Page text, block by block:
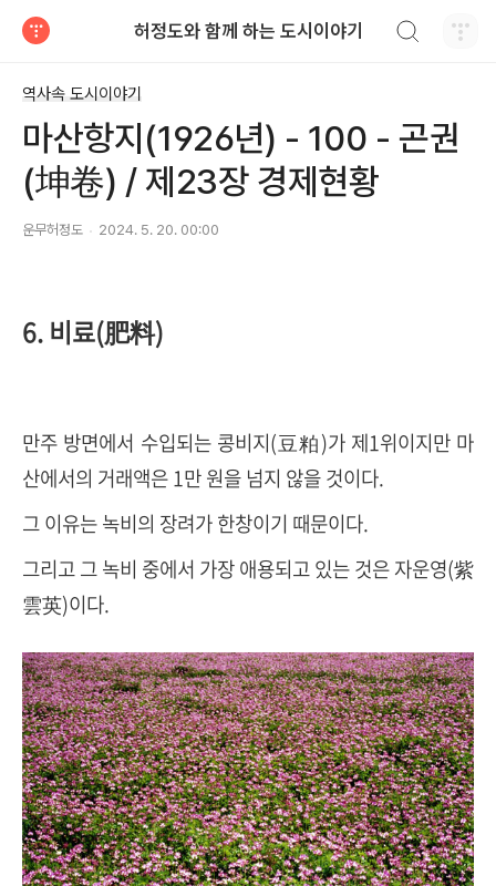
허정도와 함께 하는 도시이야기
역사속 도시이야기
마산항지(1926년) - 100 - 곤권
(坤卷) / 제23장 경제현황
운무허정도 2024. 5. 20. 00:00
6. 비료(肥料)
만주 방면에서 수입되는 콩비지(豆粕)가 제1위이지만 마
산에서의 거래액은 1만 원을 넘지 않을 것이다.
그 이유는 녹비의 장려가 한창이기 때문이다.
그리고 그 녹비 중에서 가장 애용되고 있는 것은 자운영(紫
雲英)이다.